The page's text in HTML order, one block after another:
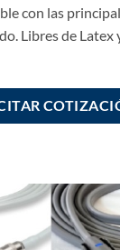
con las
Libres de Latex